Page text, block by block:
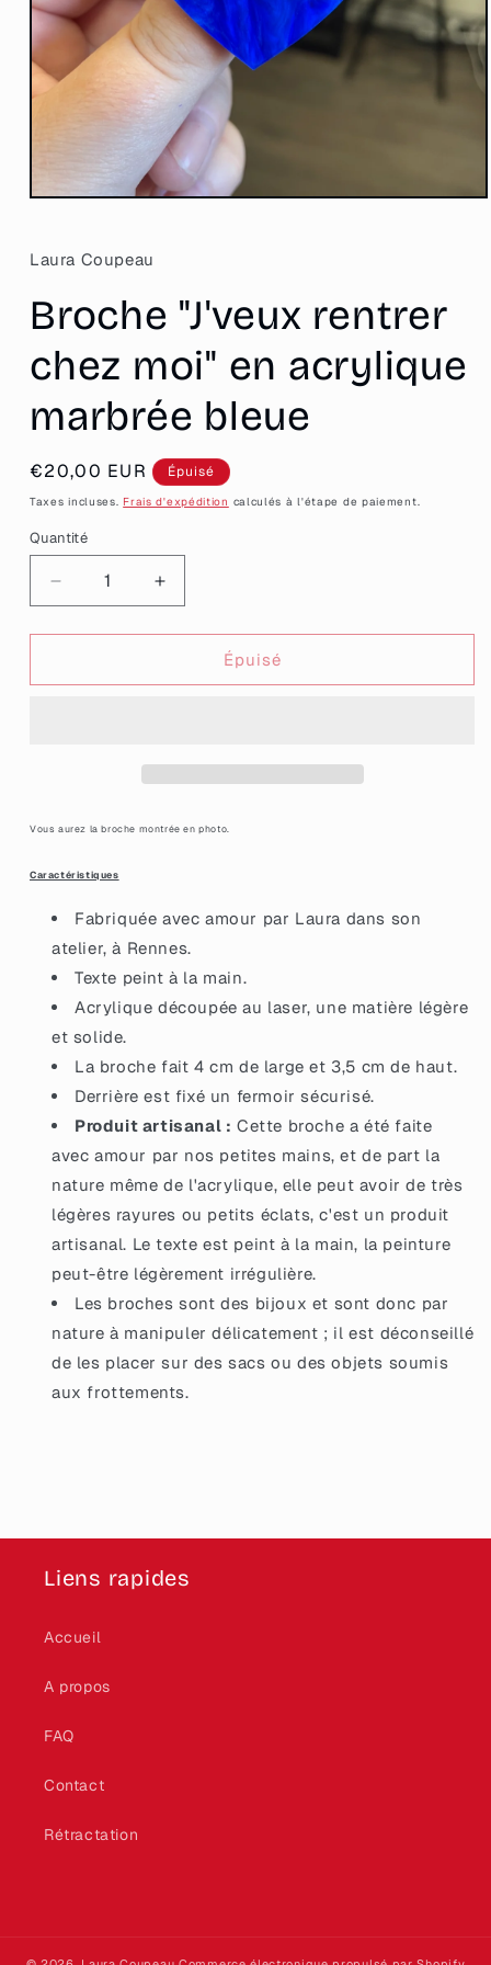
Ouvrir
1
dans
fenêtre
modale
Laura Coupeau
Broche "J'veux rentrer
chez moi" en acrylique
marbrée bleue
Prix
habituel
€20,00 EUR Épuisé
Taxes incluses. Frais d'expédition calculés à l'étape de paiement.
Quantité
Quantité
Réduire
la
quantité
Broche
acrylique
bleue
Augmenter
la
quantité
Broche
acrylique
Épuisé
Vous aurez la broche montrée en photo.
Caractéristiques
Fabriquée avec amour par Laura dans son
atelier, à Rennes.
Texte peint à la main.
Acrylique découpée au laser, une matière légère
et solide.
La broche fait 4 cm de large et 3,5 cm de haut.
Derrière est fixé un fermoir sécurisé.
Produit artisanal : Cette broche a été faite
avec amour par nos petites mains, et de part la
nature même de l'acrylique, elle peut avoir de très
légères rayures ou petits éclats, c'est un produit
artisanal. Le texte est peint à la main, la peinture
peut-être légèrement irrégulière.
Les broches sont des bijoux et sont donc par
nature à manipuler délicatement ; il est déconseillé
de les placer sur des sacs ou des objets soumis
aux frottements.
Liens rapides
Accueil
A propos
FAQ
Contact
Rétractation